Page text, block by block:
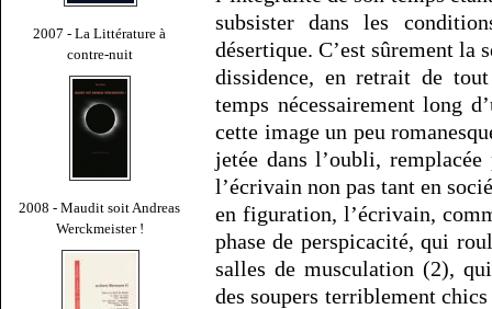
2007 - La Littérature à
contre-nuit
2008 - Maudit soit Andreas
Werckmeister !
subsister dans les
désertique. C’est sûrement la
dissidence, en retrait de
temps nécessairement long
cette image un peu
jetée dans l’oubli,
l’écrivain non pas tant en
en figuration, l’écrivain,
phase de perspicacité, qui
salles de musculation (2),
des soupers terriblement